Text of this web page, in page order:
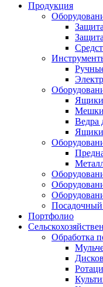
Продукция
Мешки
Ведра
Ящики
Посадочный
Портфолио
Обработка